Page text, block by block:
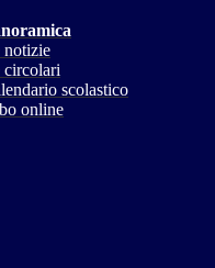
notizie
circolari
scolastico
online